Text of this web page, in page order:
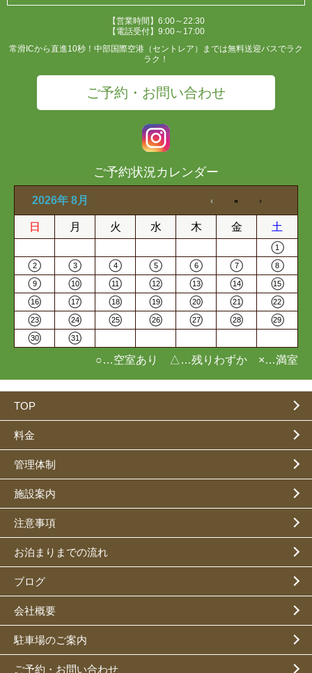
【営業時間】6:00～22:30
【電話受付】9:00～17:00
常滑ICから直進10秒！中部国際空港（セントレア）までは無料送迎バスでラク
ラク！
ご予約・お問い合わせ
ご予約状況カレンダー
2026年 8月
日 月 火 水 木 金 土
1
2 3 4 5 6 7 8
9 10 11 12 13 14 15
16 17 18 19 20 21 22
23 24 25 26 27 28 29
30 31
○…空室あり △…残りわずか ×…満室
TOP
料金
管理体制
施設案内
注意事項
お泊まりまでの流れ
ブログ
会社概要
駐車場のご案内
ご予約・お問い合わせ